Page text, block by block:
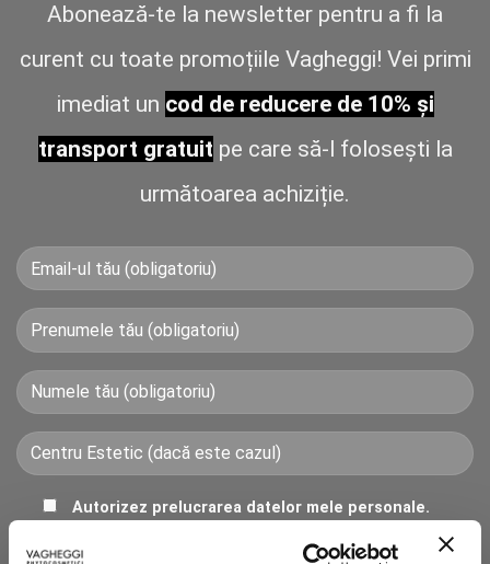
Abonează-te la newsletter pentru a fi la
curent cu toate promoțiile Vagheggi! Vei primi
imediat un cod de reducere de 10% și
transport gratuit pe care să-l folosești la
următoarea achiziție.
Autorizez prelucrarea datelor mele personale.